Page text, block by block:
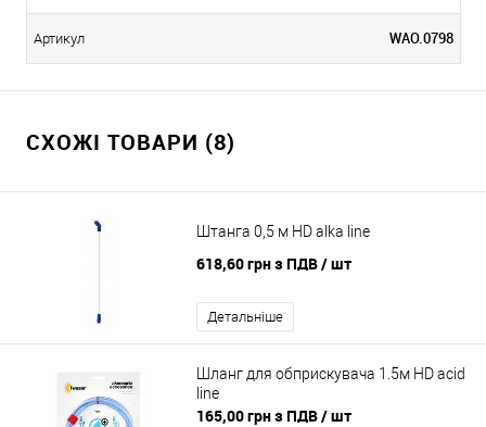
Артикул WAO.0798
СХОЖІ ТОВАРИ (8)
Штанга 0,5 м HD alka line
618,60 грн з ПДВ/ шт
Детальніше
Шланг для обприскувача 1.5м HD acid
line
165,00 грн з ПДВ/ шт